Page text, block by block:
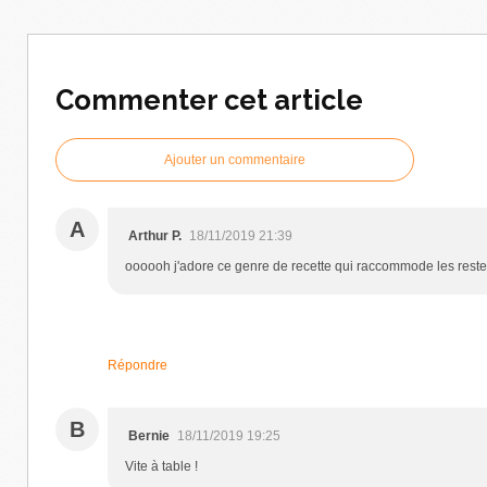
Commenter cet article
Ajouter un commentaire
A Arthur P. 18/11/2019 21:39
oooooh j'adore ce genre de recette qui raccommode les
Répondre
B Bernie 18/11/2019 19:25
Vite à table !